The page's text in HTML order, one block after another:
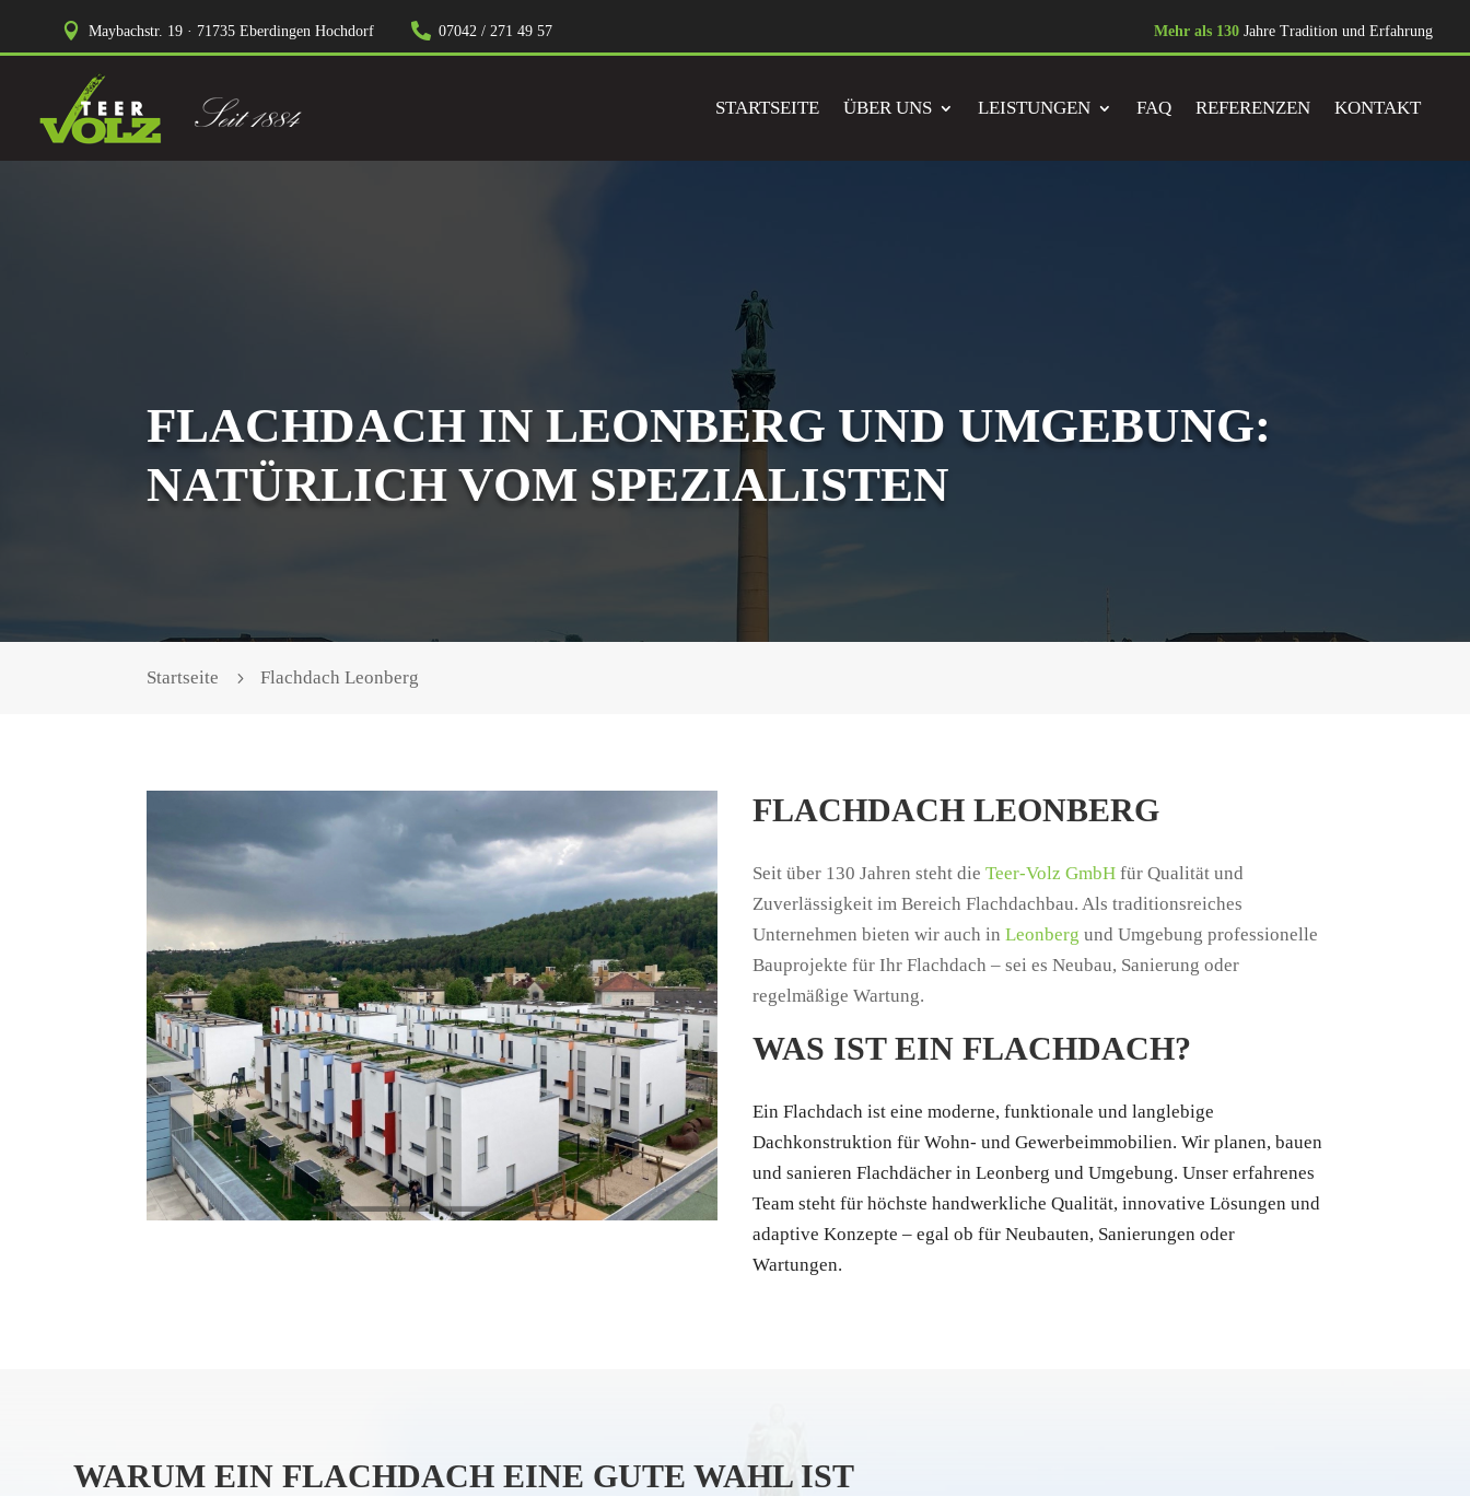
 Maybachstr. 19 · 71735 Eberdingen Hochdorf  07042 / 271 49 57 Mehr als 130 Jahre Tradition und Erfahrung
STARTSEITE ÜBER UNS LEISTUNGEN FAQ REFERENZEN KONTAKT
FLACHDACH IN LEONBERG UND UMGEBUNG:
NATÜRLICH VOM SPEZIALISTEN
Startseite Flachdach Leonberg
FLACHDACH LEONBERG
Seit über 130 Jahren steht dieTeer-Volz GmbH für Qualität und
Zuverlässigkeit im Bereich Flachdachbau. Als traditionsreiches
Unternehmen bieten wir auch inLeonberg und Umgebung professionelle
Bauprojekte für Ihr Flachdach – sei es Neubau, Sanierung oder
regelmäßige Wartung.
WAS IST EIN FLACHDACH?
Ein Flachdach ist eine moderne, funktionale und langlebige
Dachkonstruktion für Wohn- und Gewerbeimmobilien. Wir planen, bauen
und sanieren Flachdächer in Leonberg und Umgebung. Unser erfahrenes
Team steht für höchste handwerkliche Qualität, innovative Lösungen und
adaptive Konzepte – egal ob für Neubauten, Sanierungen oder
Wartungen.
WARUM EIN FLACHDACH EINE GUTE WAHL IST